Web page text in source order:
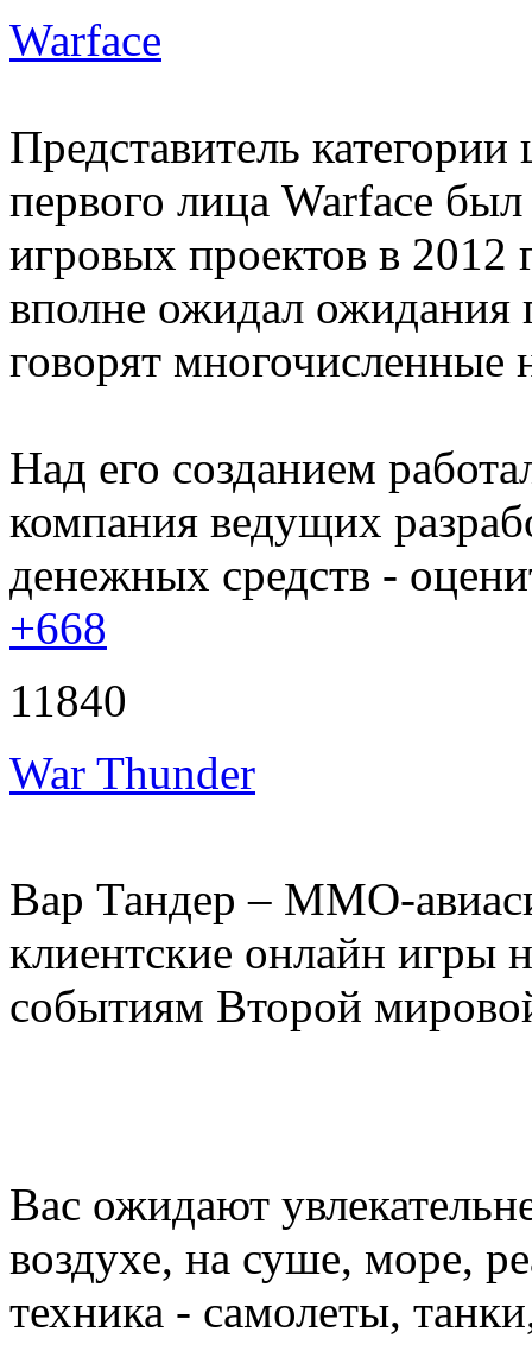
Warface
Представитель
первого лица Warface
игровых проектов в 2012
вполне ожидал ожидания
говорят многочисленные
Над его созданием
компания ведущих
денежных средств -
+668
11840
War Thunder
Вар Тандер – ММО-
клиентские онлайн игры
событиям Второй
Вас ожидают
воздухе, на суше, море,
техника - самолеты,